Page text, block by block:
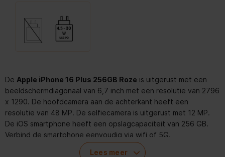
De Apple iPhone 16 Plus 256GB Roze is uitgerust met een
beeldschermdiagonaal van 6,7 inch met een resolutie van 2796
x 1290. De hoofdcamera aan de achterkant heeft een
resolutie van 48 MP. De selfiecamera is uitgerust met 12 MP.
De iOS smartphone heeft een opslagcapaciteit van 256 GB.
Verbind de smartphone eenvoudig via wifi of 5G.
Lees meer